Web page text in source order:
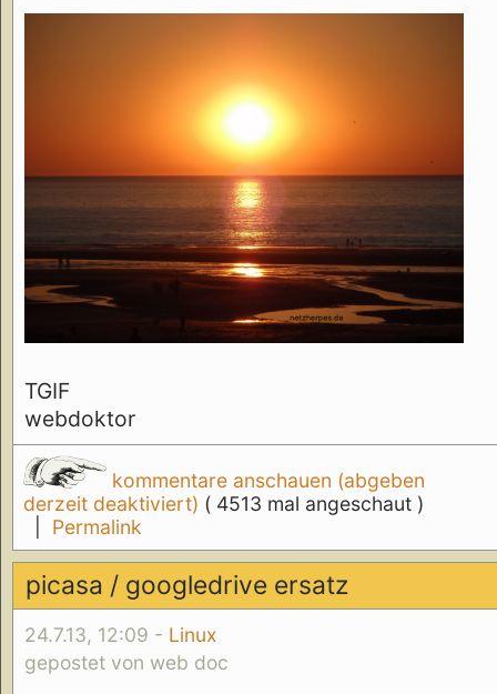
TGIF
webdoktor
kommentare anschauen (abgeben
derzeit deaktiviert) ( 4513 mal angeschaut )
Permalink
picasa / googledrive ersatz
24.7.13, 12:09 - Linux
gepostet von web doc